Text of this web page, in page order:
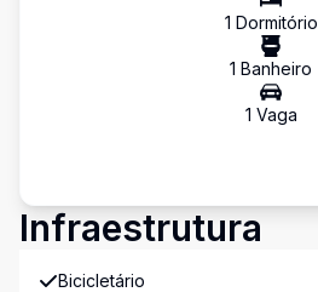
1 Dormitório
1 Banheiro
1 Vaga
Infraestrutura
Bicicletário